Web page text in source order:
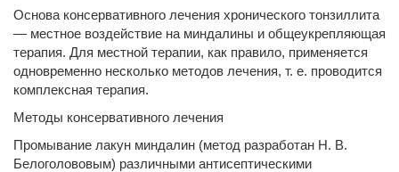
Основа консервативного лечения хронического тонзиллита
— местное воздействие на миндалины и общеукрепляющая
терапия. Для местной терапии, как правило, применяется
одновременно несколько методов лечения, т. е. проводится
комплексная терапия.
Методы консервативного лечения
Промывание лакун миндалин (метод разработан Н. В.
Белоголововым) различными антисептическими